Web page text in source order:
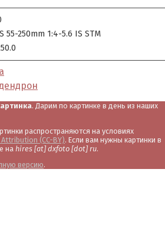
55-250mm 1:4-5.6 IS STM
. Дарим по картинке в день из наших
распространяются на условиях
(CC-BY). Если вам нужны картинки в
на hires [at] dxfoto [dot] ru.
версию.